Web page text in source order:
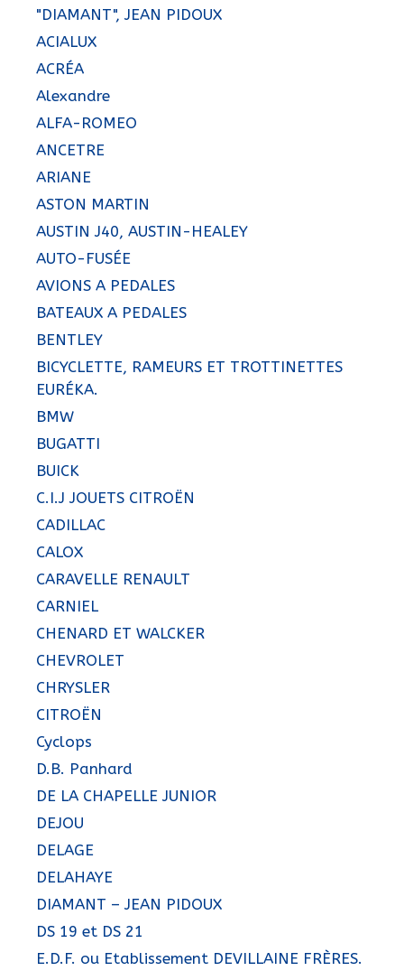
"DIAMANT", JEAN PIDOUX
ACIALUX
ACRÉA
Alexandre
ALFA-ROMEO
ANCETRE
ARIANE
ASTON MARTIN
AUSTIN J40, AUSTIN-HEALEY
AUTO-FUSÉE
AVIONS A PEDALES
BATEAUX A PEDALES
BENTLEY
BICYCLETTE, RAMEURS ET TROTTINETTES
EURÉKA.
BMW
BUGATTI
BUICK
C.I.J JOUETS CITROËN
CADILLAC
CALOX
CARAVELLE RENAULT
CARNIEL
CHENARD ET WALCKER
CHEVROLET
CHRYSLER
CITROËN
Cyclops
D.B. Panhard
DE LA CHAPELLE JUNIOR
DEJOU
DELAGE
DELAHAYE
DIAMANT – JEAN PIDOUX
DS 19 et DS 21
E.D.F. ou Etablissement DEVILLAINE FRÈRES.